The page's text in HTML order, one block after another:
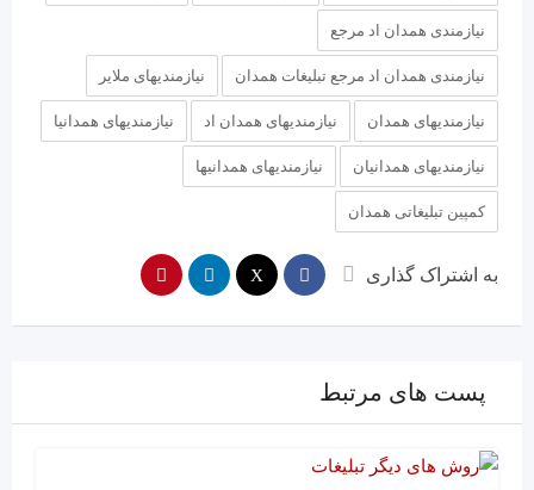
نیازمندی همدان اد مرجع
نیازمندی همدان اد مرجع تبلیغات همدان نیازمندیهای ملایر
نیازمندیهای همدان نیازمندیهای همدان اد نیازمندیهای همدانیا
نیازمندیهای همدانیان نیازمندیهای همدانیها
کمپین تبلیغاتی همدان
به اشتراک گذاری
پست های مرتبط